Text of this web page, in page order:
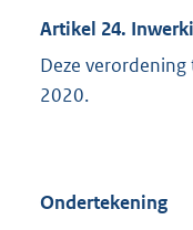
Artikel 24.
Deze
2020.
Ondertekening